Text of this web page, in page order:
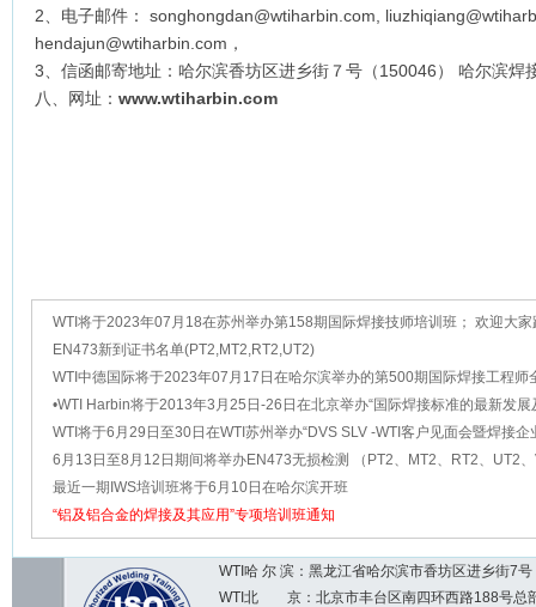
2、电子邮件： songhongdan@wtiharbin.com,
hendajun@wtiharbin.com，
3、信函邮寄地址：哈尔滨香坊区进乡街７号（150046） 哈尔滨焊
八、网址： www.wtiharbin.com
WTI将于2023年07月18在苏州举办第158期国际焊接技师培训班； 欢迎大家
名！
EN473新到证书名单(PT2,MT2,RT2,UT2)
WTI中德国际将于2023年07月17日在哈尔滨举办的第500期国际焊接工程师
训班， 欢迎大家踊跃报名！
•WTI Harbin将于2013年3月25日-26日在北京举办“国际焊接标准的最新发展
告会”
WTI将于6月29日至30日在WTI苏州举办“DVS SLV -WTI客户见面会暨焊接企
证新标准新技术交流会”
6月13日至8月12日期间将举办EN473无损检测 （PT2、MT2、RT2、UT2
国际焊接质检人员培训班
最近一期IWS培训班将于6月10日在哈尔滨开班
“铝及铝合金的焊接及其应用”专项培训班通知
WTI哈 尔 滨：黑龙江省哈尔滨市香坊区进乡街
WTI北 京：北京市丰台区南四环西路188号总